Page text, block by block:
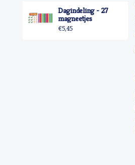
Dagindeling - 27
magneetjes
€5,45